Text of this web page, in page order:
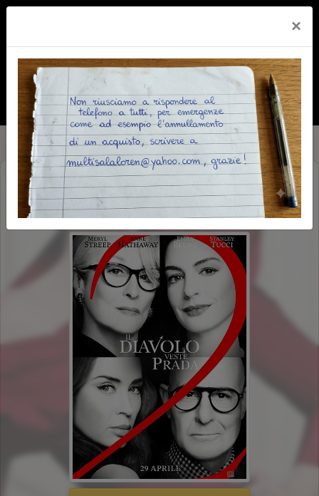
IL DIAVOLO VESTE PRADA 2 (THE
DEVIL WEARS PRADA 2)
×